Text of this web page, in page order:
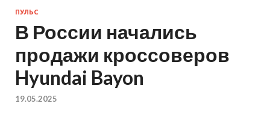
ПУЛЬС
В России начались
продажи кроссоверов
Hyundai Bayon
19.05.2025